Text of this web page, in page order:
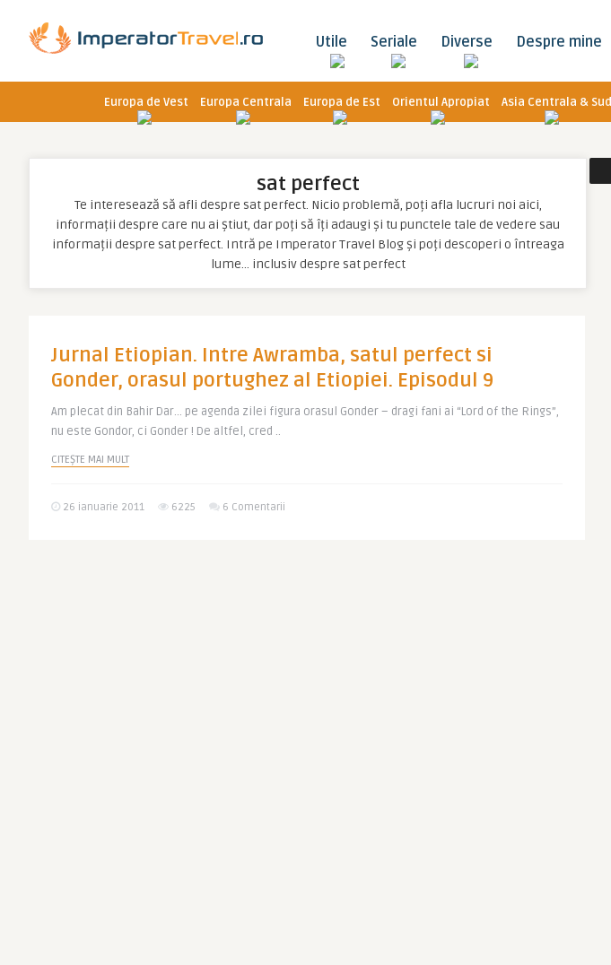
Utile Seriale Diverse Despre mine
Europa de Vest Europa Centrala Europa de Est Orientul Apropiat Asia Centrala & Sud
sat perfect
Te interesează să afli despre sat perfect. Nicio problemă, poți afla lucruri noi aici,
informații despre care nu ai știut, dar poți să îți adaugi și tu punctele tale de vedere sau
informații despre sat perfect. Intră pe Imperator Travel Blog și poți descoperi o întreaga
lume… inclusiv despre sat perfect
Jurnal Etiopian. Intre Awramba, satul perfect si
Gonder, orasul portughez al Etiopiei. Episodul 9
Am plecat din Bahir Dar… pe agenda zilei figura orasul Gonder – dragi fani ai “Lord of the Rings”,
nu este Gondor, ci Gonder ! De altfel, cred ..
CITEȘTE MAI MULT
26 ianuarie 2011 6225 6 Comentarii